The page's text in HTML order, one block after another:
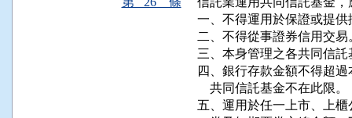
一、不得運用於保證或提供
二、不得從事證券信用交易
三、本身管理之各共同信
四、銀行存款金額不得超
    共同信託基金不在此限。
五、運用於任一上市、上